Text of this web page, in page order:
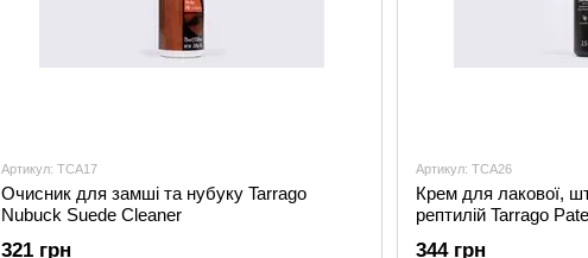
Артикул: TCA17
Очисник для замші та нубуку Tarrago
Nubuck Suede Cleaner
321 грн
Артикул: TCA26
Крем для лакової,
рептилій Tarrago
344 грн